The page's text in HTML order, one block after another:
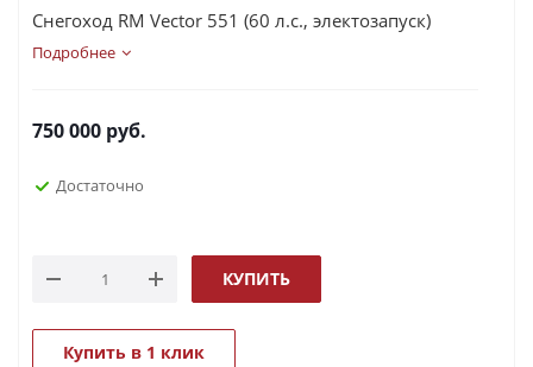
Снегоход RM Vector 551 (60 л.с., электозапуск)
Подробнее
750 000 руб.
Достаточно
КУПИТЬ
Купить в 1 клик